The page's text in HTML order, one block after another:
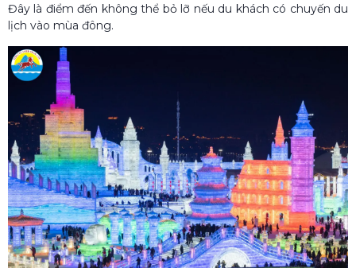
Đây là điểm đến không thể bỏ lỡ nếu du khách có chuyến du
lịch vào mùa đông.